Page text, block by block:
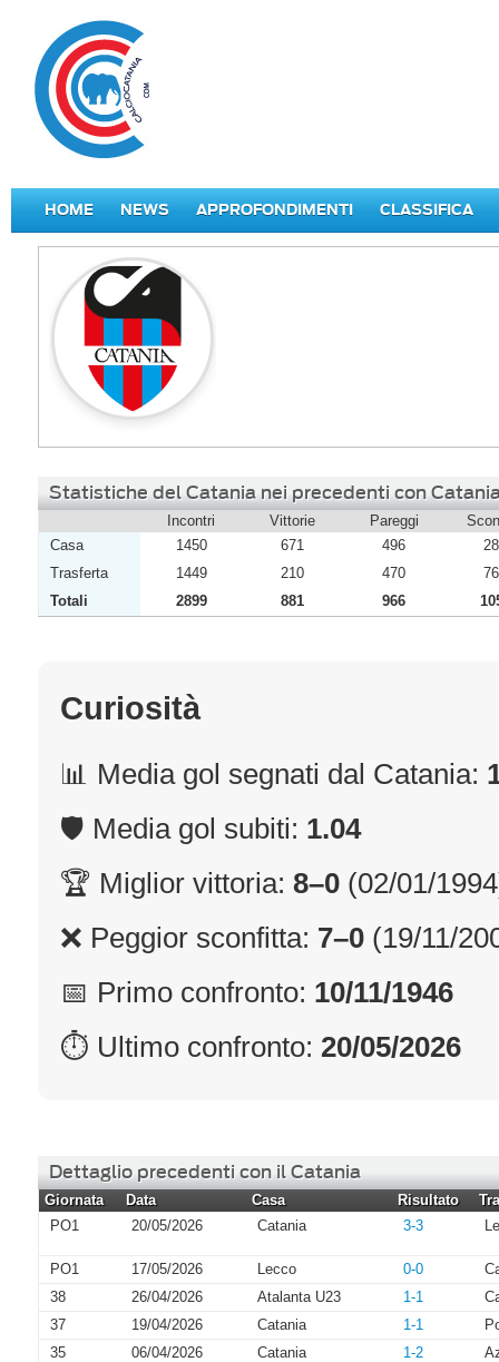
HOME NEWS APPROFONDIMENTI CLASSIFICA
Statistiche del Catania nei precedenti con
Incontri Vittorie Pareggi
Casa
1450 671 496
Trasferta
1449 210 470
Totali
2899 881 966
Curiosità
📊 Media gol segnati dal Catania:
🛡 Media gol subiti: 1.04
🏆 Miglior vittoria: 8–0 (02/01/
❌ Peggior sconfitta: 7–0 (19/11/
📅 Primo confronto: 10/11/1946
⏱ Ultimo confronto: 20/05/2026
Dettaglio precedenti con il Catania
Giornata Data Casa Risultato
PO1
20/05/2026 Catania 3-3
PO1 17/05/2026 Lecco 0-0
38
26/04/2026 Atalanta U23 1-1
37
19/04/2026 Catania 1-1
35
06/04/2026 Catania 1-2